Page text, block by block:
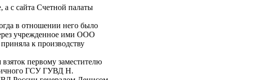
а с сайта Счетной палаты
в отношении него было
учрежденное ими ООО
к производству
первому заместителю
ГСУ ГУВД Н.